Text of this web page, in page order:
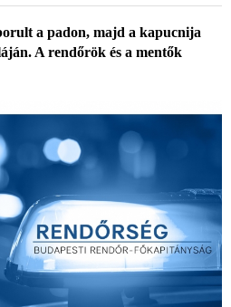
a padon, majd a kapucnija
A rendőrök és a mentők